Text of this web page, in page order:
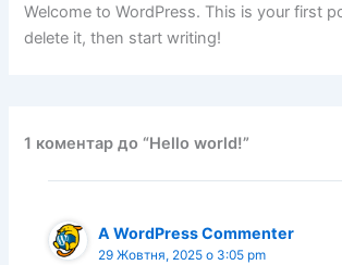
Welcome to WordPress. This is your first
delete it, then start writing!
1 коментар до “Hello world!”
A WordPress Commenter
29 Жовтня, 2025 о 3:05 pm